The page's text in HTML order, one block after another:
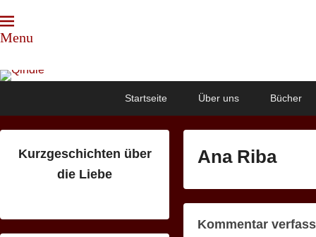
Menu
Qindie
Das Autorenkorrektiv
Startseite Über uns Bücher
Ana Riba
o
s
Kommentar
Kurzgeschichten über
die Liebe